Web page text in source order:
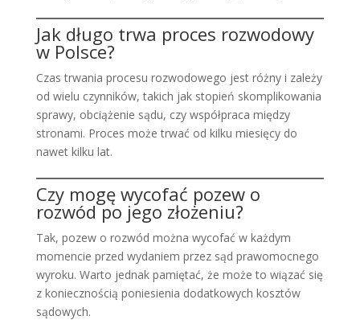
Jak długo trwa proces rozwodowy
w Polsce?
Czas trwania procesu rozwodowego jest różny i zależy
od wielu czynników, takich jak stopień skomplikowania
sprawy, obciążenie sądu, czy współpraca między
stronami. Proces może trwać od kilku miesięcy do
nawet kilku lat.
Czy mogę wycofać pozew o
rozwód po jego złożeniu?
Tak, pozew o rozwód można wycofać w każdym
momencie przed wydaniem przez sąd prawomocnego
wyroku. Warto jednak pamiętać, że może to wiązać się
z koniecznością poniesienia dodatkowych kosztów
sądowych.